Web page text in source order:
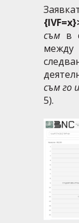
съм в
съм го
5).